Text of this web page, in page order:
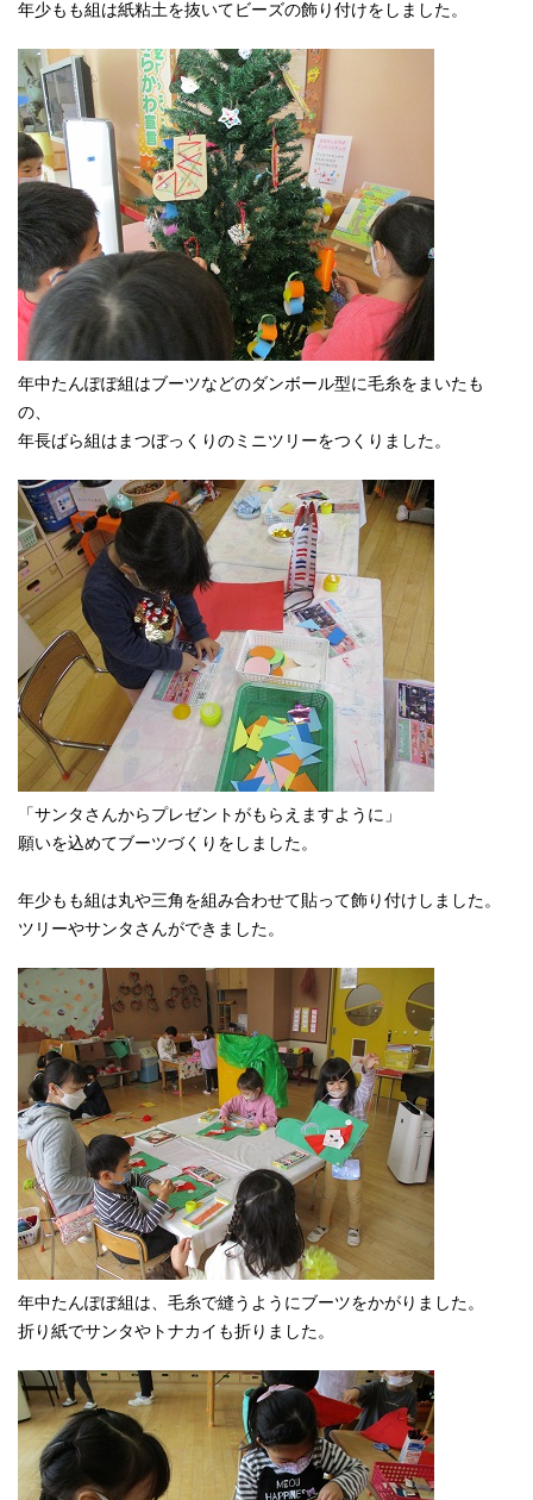
年少もも組は紙粘土を抜いてビーズの飾り付けをしました。
年中たんぽぽ組はブーツなどのダンボール型に毛糸をまいたも
の、
年長ばら組はまつぼっくりのミニツリーをつくりました。
「サンタさんからプレゼントがもらえますように」
願いを込めてブーツづくりをしました。
年少もも組は丸や三角を組み合わせて貼って飾り付けしました。
ツリーやサンタさんができました。
年中たんぽぽ組は、毛糸で縫うようにブーツをかがりました。
折り紙でサンタやトナカイも折りました。